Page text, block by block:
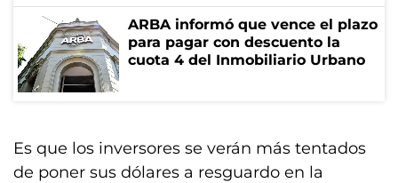
ARBA informó que vence el plazo
para pagar con descuento la
cuota 4 del Inmobiliario Urbano
Es que los inversores se verán más tentados
de poner sus dólares a resguardo en la